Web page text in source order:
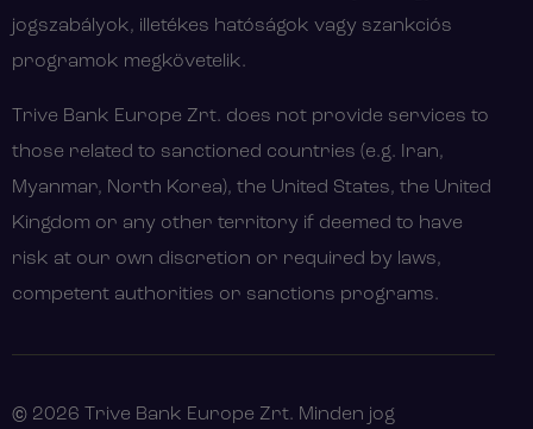
jogszabályok, illetékes hatóságok vagy szankciós
programok megkövetelik.
Trive Bank Europe Zrt. does not provide services to
those related to sanctioned countries (e.g. Iran,
Myanmar, North Korea), the United States, the United
Kingdom or any other territory if deemed to have
risk at our own discretion or required by laws,
competent authorities or sanctions programs.
© 2026 Trive Bank Europe Zrt. Minden jog